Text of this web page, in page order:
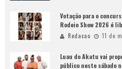
Votação para o
Rodeio Show 2026 é
Redacao 11 de
Luau do Akatu vai
público neste sábado